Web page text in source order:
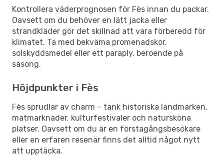
Kontrollera väderprognosen för Fès innan du packar.
Oavsett om du behöver en lätt jacka eller
strandkläder gör det skillnad att vara förberedd för
klimatet. Ta med bekväma promenadskor,
solskyddsmedel eller ett paraply, beroende på
säsong.
Höjdpunkter i Fès
Fès sprudlar av charm – tänk historiska landmärken,
matmarknader, kulturfestivaler och natursköna
platser. Oavsett om du är en förstagångsbesökare
eller en erfaren resenär finns det alltid något nytt
att upptäcka.